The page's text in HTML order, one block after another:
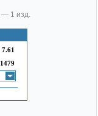
7.61
1479
— 1 изд.